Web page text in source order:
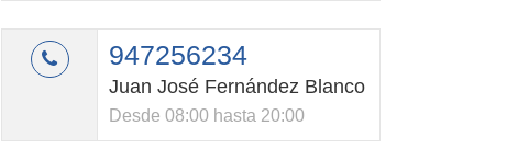
947256234
Juan José Fernández Blanco
Desde 08:00 hasta 20:00